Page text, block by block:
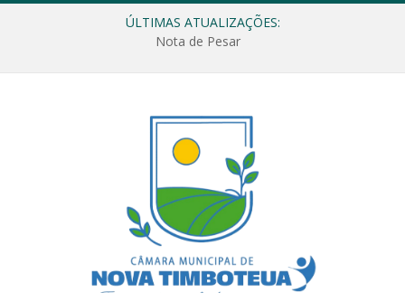
ÚLTIMAS ATUALIZAÇÕES:
Nota de Pesar